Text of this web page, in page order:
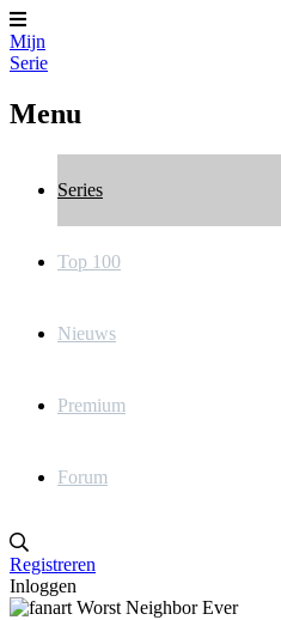
Mijn
Serie
Menu
Series
Top 100
Nieuws
Premium
Forum
Registreren
Inloggen